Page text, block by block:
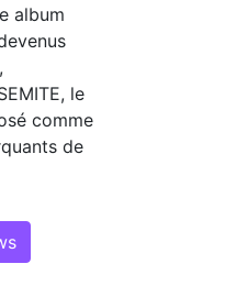
album
le
comme
de